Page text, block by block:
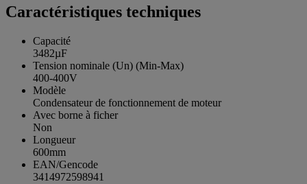
Caractéristiques techniques
Capacité
3482µF
Tension nominale (Un) (Min-Max)
400-400V
Modèle
Condensateur de fonctionnement de moteur
Avec borne à ficher
Non
Longueur
600mm
EAN/Gencode
3414972598941